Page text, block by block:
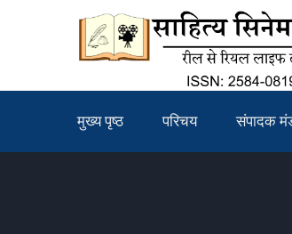
मुख्य पृष्ठ परिचय संपादक